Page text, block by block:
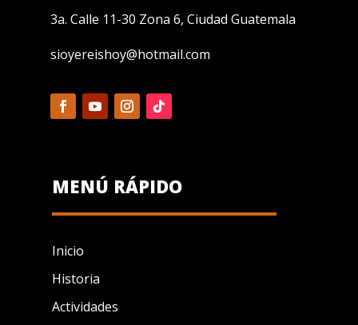
3a. Calle 11-30 Zona 6, Ciudad Guatemala
sioyereishoy@hotmail.com
MENÚ RÁPIDO
Inicio
Historia
Actividades